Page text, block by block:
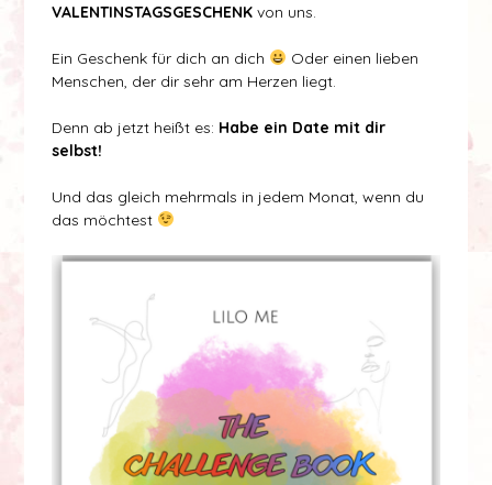
VALENTINSTAGSGESCHENKvon uns.
Ein Geschenk für dich an dich
Oder einen lieben
Menschen, der dir sehr am Herzen liegt.
Denn ab jetzt heißt es: Habe ein Date mit dir
selbst!
Und das gleich mehrmals in jedem Monat, wenn du
das möchtest